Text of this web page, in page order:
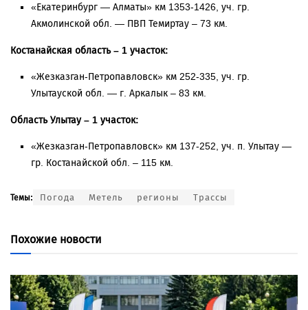
«Екатеринбург — Алматы» км 1353-1426, уч. гр.
Акмолинской обл. — ПВП Темиртау – 73 км.
Костанайская область – 1 участок:
«Жезказган-Петропавловск» км 252-335, уч. гр.
Улытауской обл. — г. Аркалык – 83 км.
Область Улытау – 1 участок:
«Жезказган-Петропавловск» км 137-252, уч. п. Улытау —
гр. Костанайской обл. – 115 км.
Темы: Погода Метель регионы Трассы
Похожие новости